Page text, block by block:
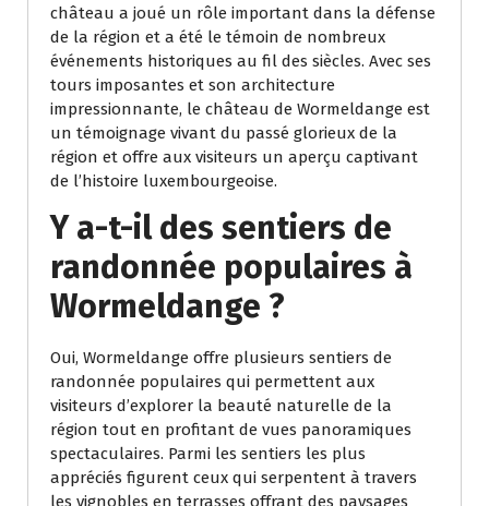
château a joué un rôle important dans la défense
de la région et a été le témoin de nombreux
événements historiques au fil des siècles. Avec ses
tours imposantes et son architecture
impressionnante, le château de Wormeldange est
un témoignage vivant du passé glorieux de la
région et offre aux visiteurs un aperçu captivant
de l’histoire luxembourgeoise.
Y a-t-il des sentiers de
randonnée populaires à
Wormeldange ?
Oui, Wormeldange offre plusieurs sentiers de
randonnée populaires qui permettent aux
visiteurs d’explorer la beauté naturelle de la
région tout en profitant de vues panoramiques
spectaculaires. Parmi les sentiers les plus
appréciés figurent ceux qui serpentent à travers
les vignobles en terrasses offrant des paysages